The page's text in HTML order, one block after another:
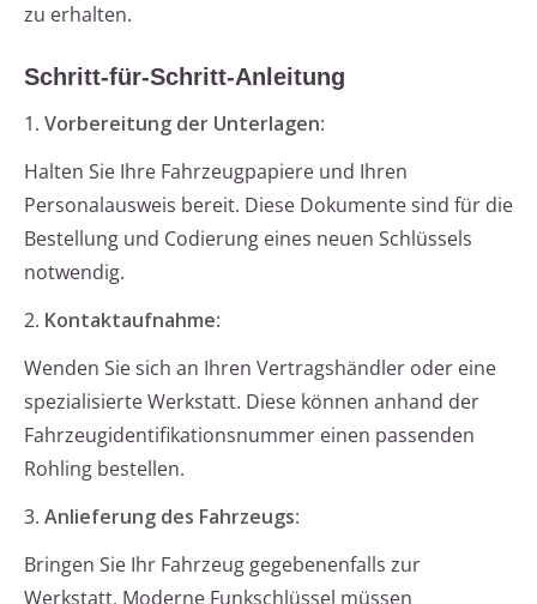
zu erhalten.
Schritt-für-Schritt-Anleitung
1. Vorbereitung der Unterlagen:
Halten Sie Ihre Fahrzeugpapiere und Ihren
Personalausweis bereit. Diese Dokumente sind für die
Bestellung und Codierung eines neuen Schlüssels
notwendig.
2. Kontaktaufnahme:
Wenden Sie sich an Ihren Vertragshändler oder eine
spezialisierte Werkstatt. Diese können anhand der
Fahrzeugidentifikationsnummer einen passenden
Rohling bestellen.
3. Anlieferung des Fahrzeugs:
Bringen Sie Ihr Fahrzeug gegebenenfalls zur
Werkstatt. Moderne Funkschlüssel müssen